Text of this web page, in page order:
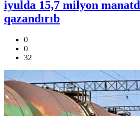
iyulda 15,7 milyon
qazandırıb
0
0
32